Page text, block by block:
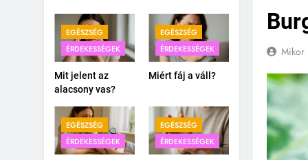
EGÉSZSÉG
ÉRDEKESSÉGEK
Mit jelent az
alacsony vas?
EGÉSZSÉG
ÉRDEKESSÉGEK
Miért fáj a váll?
EGÉSZSÉG
ÉRDEKESSÉGEK
EGÉSZSÉG
ÉRDEKESSÉGEK
Mikor